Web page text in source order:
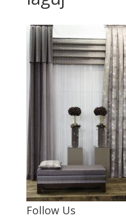
Follow Us